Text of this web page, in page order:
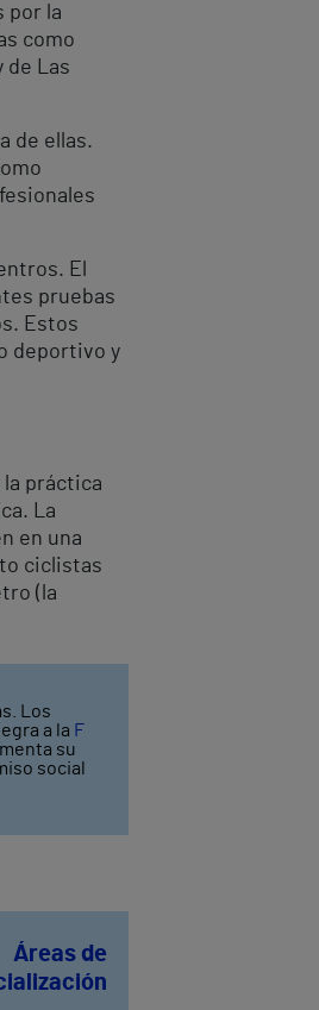
por la
como
de Las
de ellas.
El
pruebas
Estos
deportivo y
práctica
La
en una
ciclistas
(la
Los
a la F
su
social
Áreas de